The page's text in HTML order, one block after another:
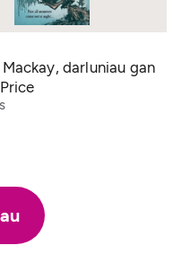
darluniau gan